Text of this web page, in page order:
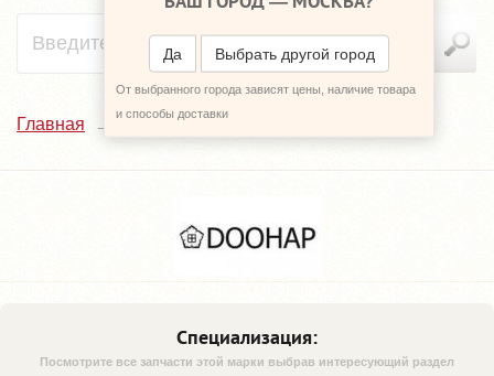
Да Выбрать другой город
От выбранного города зависят цены, наличие товара
и способы доставки
Главная Наши поставщики
Специализация:
Посмотрите все запчасти этой марки выбрав интересующий раздел